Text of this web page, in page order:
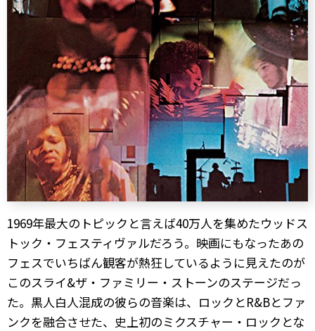
1969年最大のトピックと言えば40万人を集めたウッドス
トック・フェスティヴァルだろう。映画にもなったあの
フェスでいちばん観客が熱狂しているように見えたのが
このスライ&ザ・ファミリー・ストーンのステージだっ
た。黒人白人混成の彼らの音楽は、ロックとR&Bとファ
ンクを融合させた、史上初のミクスチャー・ロックとな